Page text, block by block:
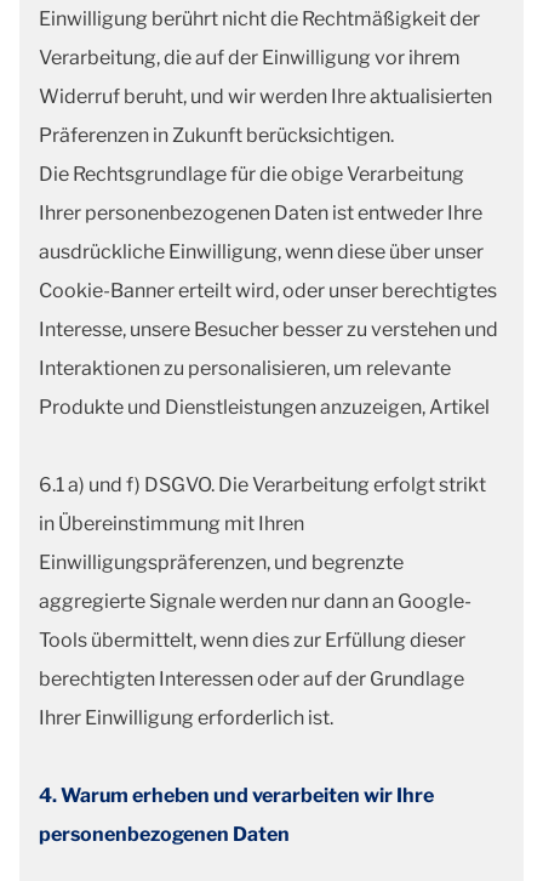
Einwilligung berührt nicht die Rechtmäßigkeit der
Verarbeitung, die auf der Einwilligung vor ihrem
Widerruf beruht, und wir werden Ihre aktualisierten
Präferenzen in Zukunft berücksichtigen.
Die Rechtsgrundlage für die obige Verarbeitung
Ihrer personenbezogenen Daten ist entweder Ihre
ausdrückliche Einwilligung, wenn diese über unser
Cookie-Banner erteilt wird, oder unser berechtigtes
Interesse, unsere Besucher besser zu verstehen und
Interaktionen zu personalisieren, um relevante
Produkte und Dienstleistungen anzuzeigen, Artikel
6.1 a) und f) DSGVO. Die Verarbeitung erfolgt strikt
in Übereinstimmung mit Ihren
Einwilligungspräferenzen, und begrenzte
aggregierte Signale werden nur dann an Google-
Tools übermittelt, wenn dies zur Erfüllung dieser
berechtigten Interessen oder auf der Grundlage
Ihrer Einwilligung erforderlich ist.
4. Warum erheben und verarbeiten wir Ihre
personenbezogenen Daten